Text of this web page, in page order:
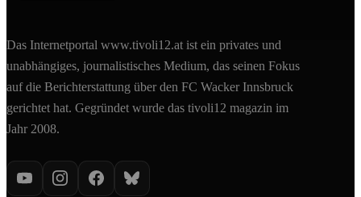
Das Internetportal www.tivoli12.at ist ein privates und
unabhängiges, journalistisches Medium, das seinen Fokus
auf die Berichterstattung über den FC Wacker Innsbruck
gerichtet hat. Gegründet wurde das tivoli12 magazin im
Jahr 2008.